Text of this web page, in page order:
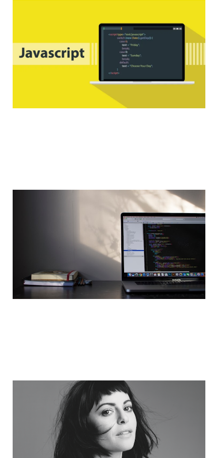
Javascript Part-1
2 Şub 20235 min read
Let's Make Desktop App
3 min read
Teknolojinin Külkedisi:
Sophia Amoruso
4 min read